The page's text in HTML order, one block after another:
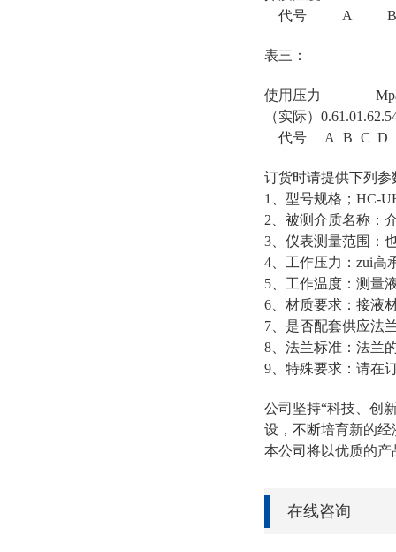
代号
A B
表三：
使用压力
（实际） 0.61.01.62.5
代号
A B C D
订货时请提供下列参
1、型号规格；HC-
2、被测介质名称：
3、仪表测量范围：
4、工作压力：zui高
5、工作温度：测量
6、材质要求：接液
7、是否配套供应法
8、法兰标准：法兰
9、特殊要求：请在
公司坚持“科技、创
设，不断培育新的经
本公司将以优质的
在线咨询